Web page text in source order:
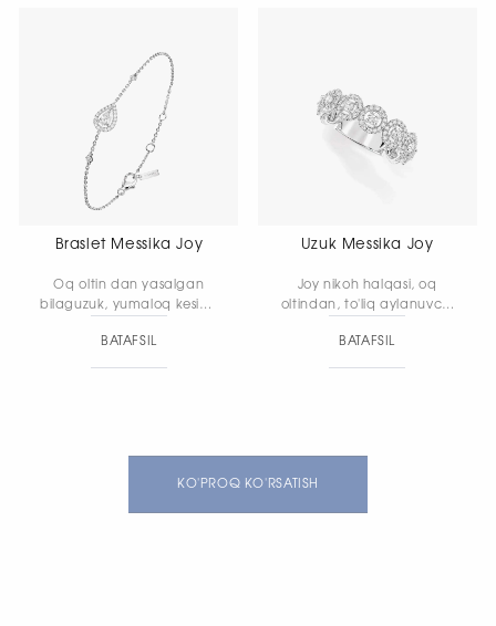
Braslet Messika Joy
Oq oltin dan yasalgan
bilaguzuk, yumaloq kesimli
Markaziy tosh — nok
BATAFSIL
Uzuk Messika Joy
Joy nikoh halqasi, oq
oltindan, to'liq aylanuvchi
BATAFSIL
KO'PROQ KO'RSATISH